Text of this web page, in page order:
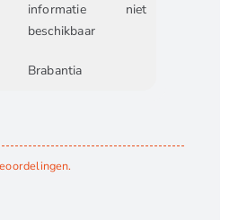
informatie niet
beschikbaar
Brabantia